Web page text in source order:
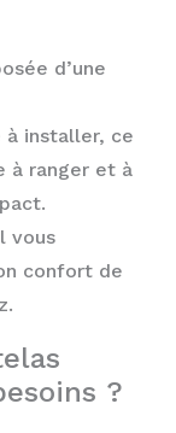
d’une
installer, ce
à ranger et à
vous
confort de
?